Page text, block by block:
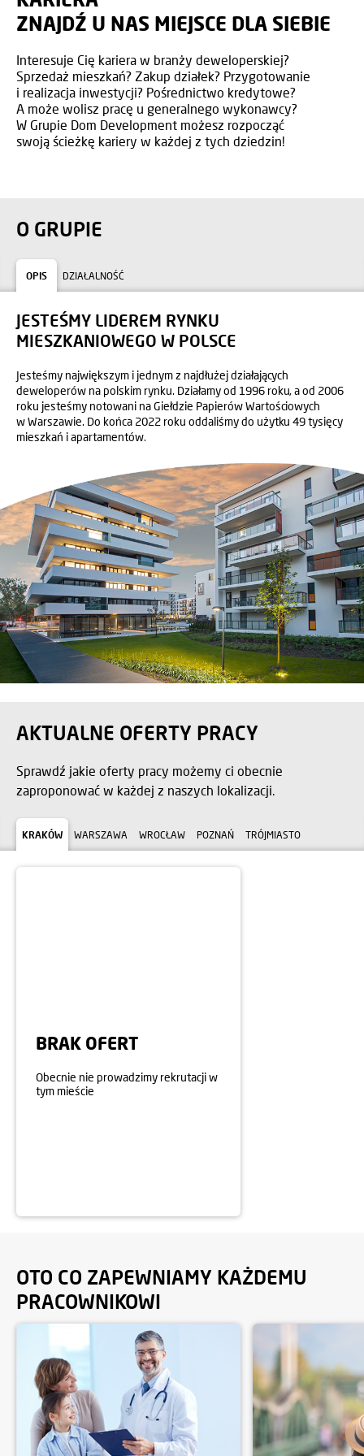
ZNAJDŹ U NAS MIEJSCE DLA SIEBIE
Interesuje Cię kariera w branży deweloperskiej?
Sprzedaż mieszkań? Zakup działek? Przygotowanie
i realizacja inwestycji? Pośrednictwo kredytowe?
A może wolisz pracę u generalnego wykonawcy?
W Grupie Dom Development możesz rozpocząć
swoją ścieżkę kariery w każdej z tych dziedzin!
O GRUPIE
OPIS DZIAŁALNOŚĆ
JESTEŚMY LIDEREM RYNKU
MIESZKANIOWEGO W POLSCE
Jesteśmy największym i jednym z najdłużej działających
deweloperów na polskim rynku. Działamy od 1996 roku, a od 2006
roku jesteśmy notowani na Giełdzie Papierów Wartościowych
w Warszawie. Do końca 2022 roku oddaliśmy do użytku 49 tysięcy
mieszkań i apartamentów.
AKTUALNE OFERTY PRACY
Sprawdź jakie oferty pracy możemy ci obecnie
zaproponować w każdej z naszych lokalizacji.
KRAKÓW WARSZAWA WROCŁAW POZNAŃ TRÓJMIASTO
BRAK OFERT
Obecnie nie prowadzimy rekrutacji w
tym mieście
OTO CO ZAPEWNIAMY KAŻDEMU
PRACOWNIKOWI